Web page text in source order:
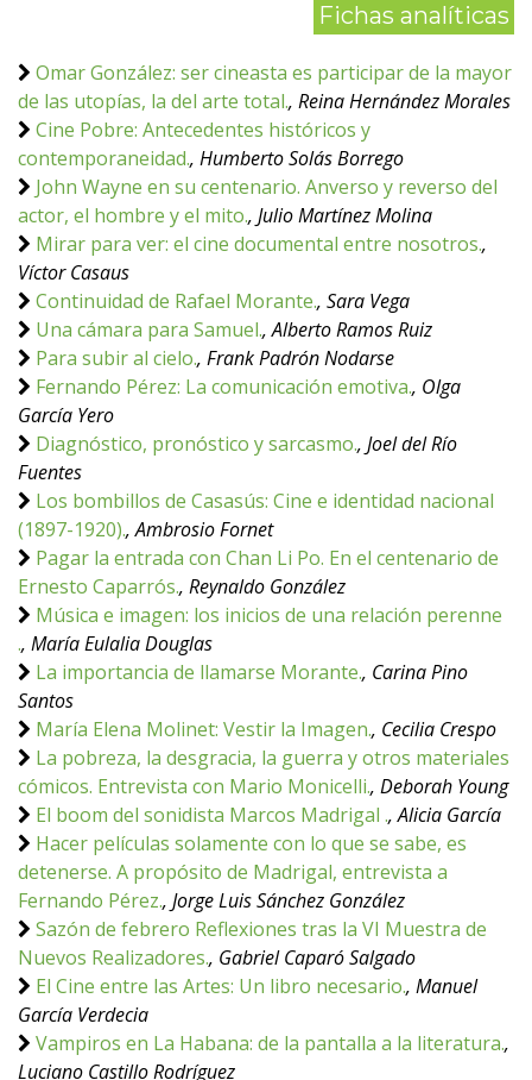
Fichas analíticas
Omar González: ser cineasta es participar de la mayor
de las utopías, la del arte total., Reina Hernández Morales
Cine Pobre: Antecedentes históricos y
contemporaneidad., Humberto Solás Borrego
John Wayne en su centenario. Anverso y reverso del
actor, el hombre y el mito., Julio Martínez Molina
Mirar para ver: el cine documental entre nosotros.,
Víctor Casaus
Continuidad de Rafael Morante., Sara Vega
Una cámara para Samuel., Alberto Ramos Ruiz
Para subir al cielo., Frank Padrón Nodarse
Fernando Pérez: La comunicación emotiva., Olga
García Yero
Diagnóstico, pronóstico y sarcasmo., Joel del Río
Fuentes
Los bombillos de Casasús: Cine e identidad nacional
(1897-1920)., Ambrosio Fornet
Pagar la entrada con Chan Li Po. En el centenario de
Ernesto Caparrós., Reynaldo González
Música e imagen: los inicios de una relación perenne
., María Eulalia Douglas
La importancia de llamarse Morante., Carina Pino
Santos
María Elena Molinet: Vestir la Imagen., Cecilia Crespo
La pobreza, la desgracia, la guerra y otros materiales
cómicos. Entrevista con Mario Monicelli., Deborah Young
El boom del sonidista Marcos Madrigal ., Alicia García
Hacer películas solamente con lo que se sabe, es
detenerse. A propósito de Madrigal, entrevista a
Fernando Pérez., Jorge Luis Sánchez González
Sazón de febrero Reflexiones tras la VI Muestra de
Nuevos Realizadores., Gabriel Caparó Salgado
El Cine entre las Artes: Un libro necesario., Manuel
García Verdecia
Vampiros en La Habana: de la pantalla a la literatura.,
Luciano Castillo Rodríguez